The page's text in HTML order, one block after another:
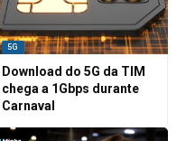
5G
Download do 5G da TIM
chega a 1Gbps durante
Carnaval